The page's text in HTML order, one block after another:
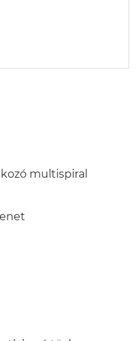
multispiral